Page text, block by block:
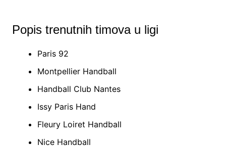
Popis trenutnih timova u ligi
Paris 92
Montpellier Handball
Handball Club Nantes
Issy Paris Hand
Fleury Loiret Handball
Nice Handball